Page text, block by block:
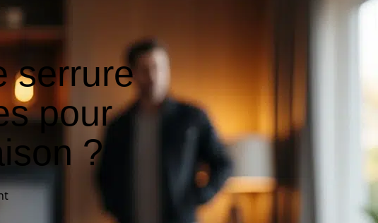
serrure
pour
?